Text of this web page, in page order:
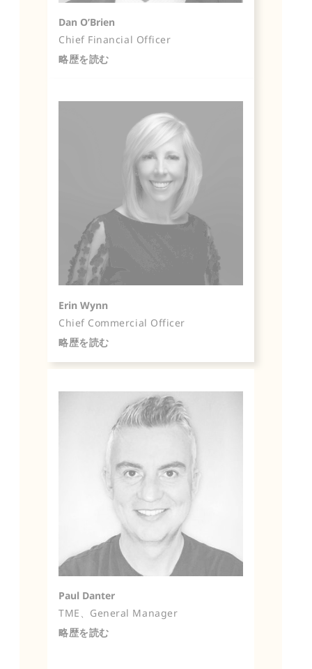
Dan O’Brien
Chief Financial Officer
略歴を読む
Erin Wynn
Chief Commercial Officer
略歴を読む
Paul Danter
TME、General Manager
略歴を読む